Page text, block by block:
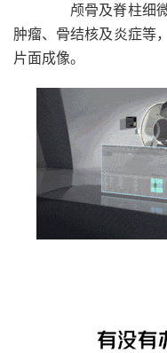
颅骨及脊柱细
肿瘤、骨结核及炎症等
片面成像。